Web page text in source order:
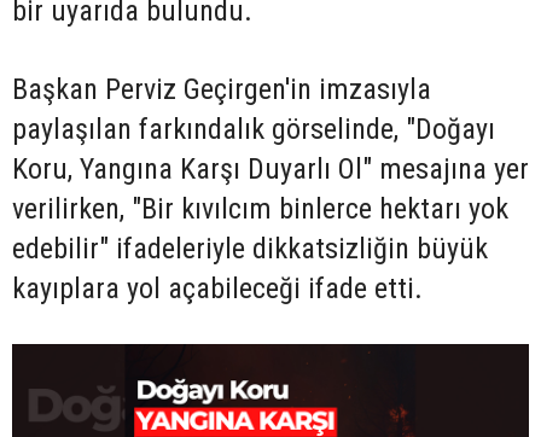
bir uyarıda bulundu.
Başkan Perviz Geçirgen'in imzasıyla
paylaşılan farkındalık görselinde, "Doğayı
Koru, Yangına Karşı Duyarlı Ol" mesajına yer
verilirken, "Bir kıvılcım binlerce hektarı yok
edebilir" ifadeleriyle dikkatsizliğin büyük
kayıplara yol açabileceği ifade etti.